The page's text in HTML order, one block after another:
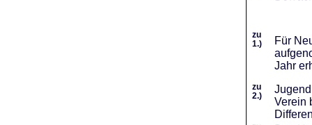
zu
1.)
Für
Jahr
zu
2.)
Verein